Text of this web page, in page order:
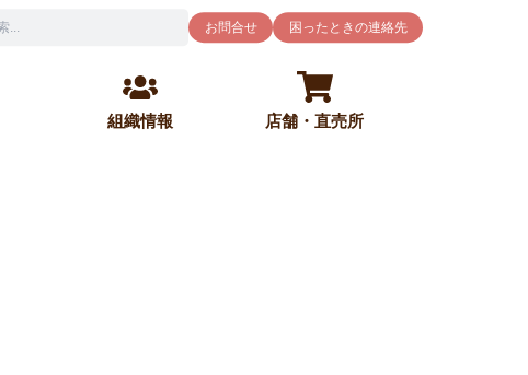
お問合せ 困ったときの連絡先
組織情報 店舗・直売所